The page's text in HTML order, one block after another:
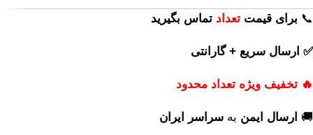
📞 برای قیمت تعداد تماس بگیرید
✅ ارسال سریع + گارانتی
🔥 تخفیف ویژه تعداد محدود
🚚 ارسال ایمن به سراسر ایران